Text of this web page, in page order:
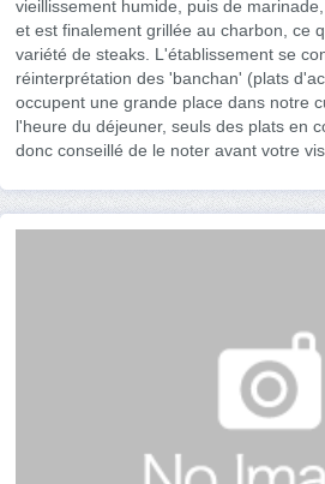
vieillissement humide, puis de
et est finalement grillée au charbon, ce
variété de steaks. L'établissement se
réinterprétation des 'banchan' (plats
occupent une grande place dans notre
l'heure du déjeuner, seuls des plats en
donc conseillé de le noter avant votre